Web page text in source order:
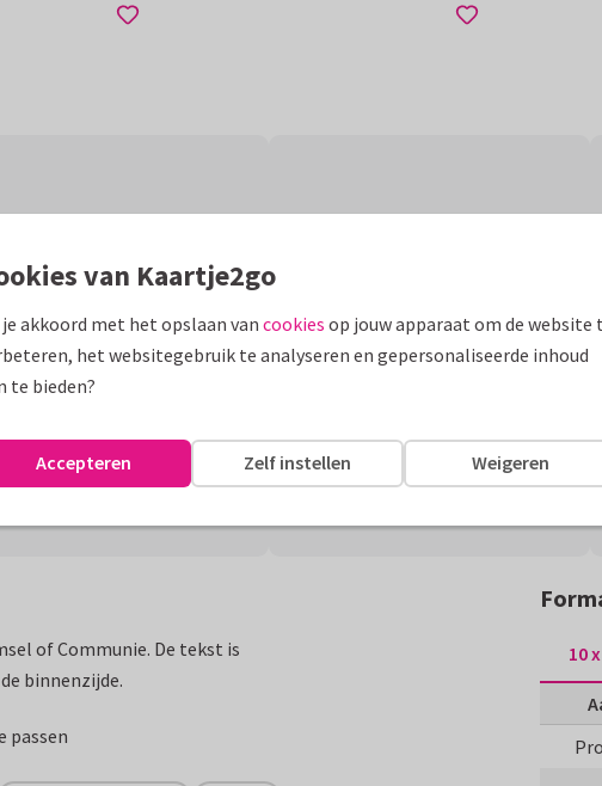
of Communie. De tekst is
binnenzijde.
passen
10
van Kaartje2go
je akkoord met het opslaan vancookies op jouw apparaat om de website
het websitegebruik te analyseren en gepersonaliseerde inhoud
te bieden?
Weigeren
Zelf instellen
Accepteren